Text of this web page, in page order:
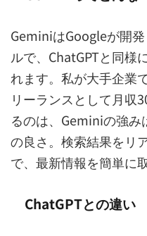
GeminiはGoogleが開
ルで、ChatGPTと同様
れます。私が大手企業
リーランスとして月収
るのは、Geminiの強
の良さ。検索結果をリ
で、最新情報を簡単に
ChatGPTとの違い